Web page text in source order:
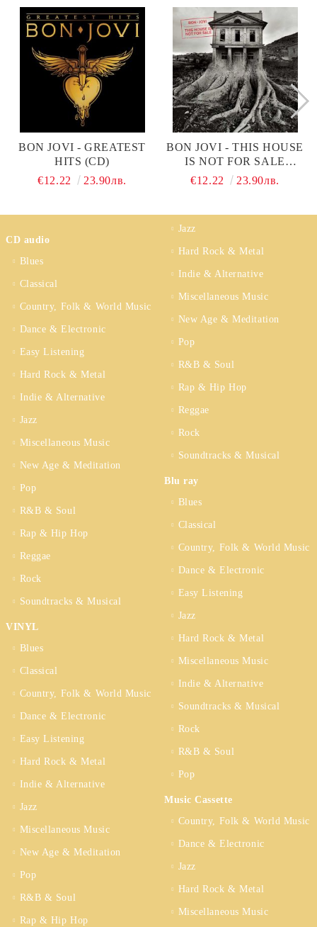
BON JOVI - GREATEST
HITS (CD)
€12.22
23.90лв.
BON JOVI - THIS HOUSE
IS NOT FOR SALE
(IMPORT STANDART
€12.22 23.90лв.
CD audio
Blues
Classical
Country, Folk & World Music
Dance & Electronic
Easy Listening
Hard Rock & Metal
Indie & Alternative
Jazz
Miscellaneous Music
New Age & Meditation
Pop
R&B & Soul
Rap & Hip Hop
Reggae
Rock
Soundtracks & Musical
VINYL
Blues
Classical
Country, Folk & World Music
Dance & Electronic
Easy Listening
Hard Rock & Metal
Indie & Alternative
Jazz
Miscellaneous Music
New Age & Meditation
Pop
R&B & Soul
Rap & Hip Hop
Jazz
Hard Rock & Metal
Indie & Alternative
Miscellaneous Music
New Age & Meditation
Pop
R&B & Soul
Rap & Hip Hop
Reggae
Rock
Soundtracks & Musical
Blu ray
Blues
Classical
Country, Folk & World Music
Dance & Electronic
Easy Listening
Jazz
Hard Rock & Metal
Miscellaneous Music
Indie & Alternative
Soundtracks & Musical
Rock
R&B & Soul
Pop
Music Cassette
Country, Folk & World Music
Dance & Electronic
Jazz
Hard Rock & Metal
Miscellaneous Music